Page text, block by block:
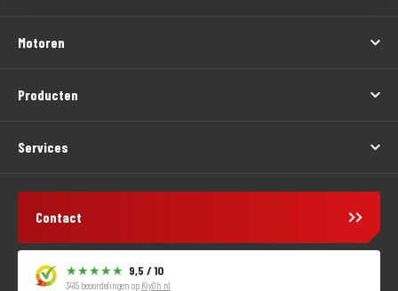
Motoren
Producten
Services
Contact
9,5 / 10
3415 beoordelingen op KiyOh.nl